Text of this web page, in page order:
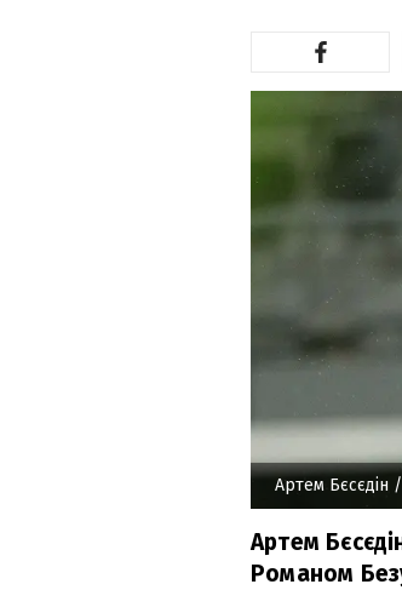
Артем Бєсєдін
Артем
Романом